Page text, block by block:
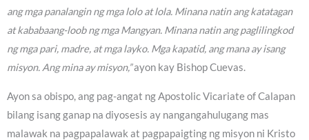
ang mga panalangin ng mga lolo at lola. Minana natin ang katatagan
at kababaang-loob ng mga Mangyan. Minana natin ang paglilingkod
ng mga pari, madre, at mga layko. Mga kapatid, ang mana ay isang
misyon. Ang mina ay misyon,”ayon kay Bishop Cuevas.
Ayon sa obispo, ang pag-angat ng Apostolic Vicariate of Calapan
bilang isang ganap na diyosesis ay nangangahulugang mas
malawak na pagpapalawak at pagpapaigting ng misyon ni Kristo